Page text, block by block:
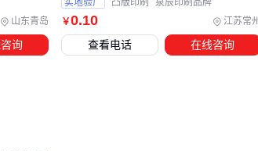
是标签本身价格最低的，而是整套系统能长
。例如
虽然增加初期投
粘贴时的气泡和褶皱问题，后续维护成本反
山东青岛
询
￥0.10 江苏常
查看电话 在线咨询